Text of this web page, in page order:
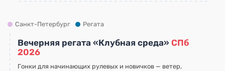
Санкт-Петербург Регата
Вечерняя регата «Клубная среда» СПб
2026
Гонки для начинающих рулевых и новичков — ветер,